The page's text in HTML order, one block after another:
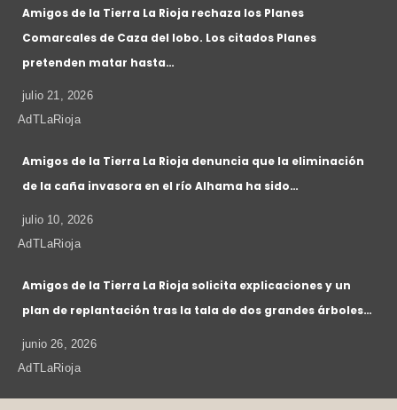
Amigos de la Tierra La Rioja rechaza los Planes
Comarcales de Caza del lobo. Los citados Planes
pretenden matar hasta…
julio 21, 2026
AdTLaRioja
Amigos de la Tierra La Rioja denuncia que la eliminación
de la caña invasora en el río Alhama ha sido…
julio 10, 2026
AdTLaRioja
Amigos de la Tierra La Rioja solicita explicaciones y un
plan de replantación tras la tala de dos grandes árboles…
junio 26, 2026
AdTLaRioja